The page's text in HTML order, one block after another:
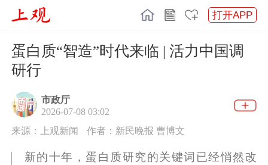
打开APP
蛋白质“智造”时代来临 | 活力中国调
研行
市政厅
2026-07-08 03:02
来源：上观新闻
作者：新民晚报 曹博文
新的十年，蛋白质研究的关键词已经悄然改